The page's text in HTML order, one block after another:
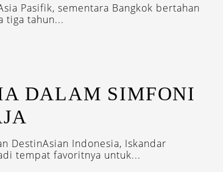
Pasifik, sementara Bangkok bertahan
tiga tahun...
DALAM SIMFONI
DestinAsian Indonesia, Iskandar
tempat favoritnya untuk...